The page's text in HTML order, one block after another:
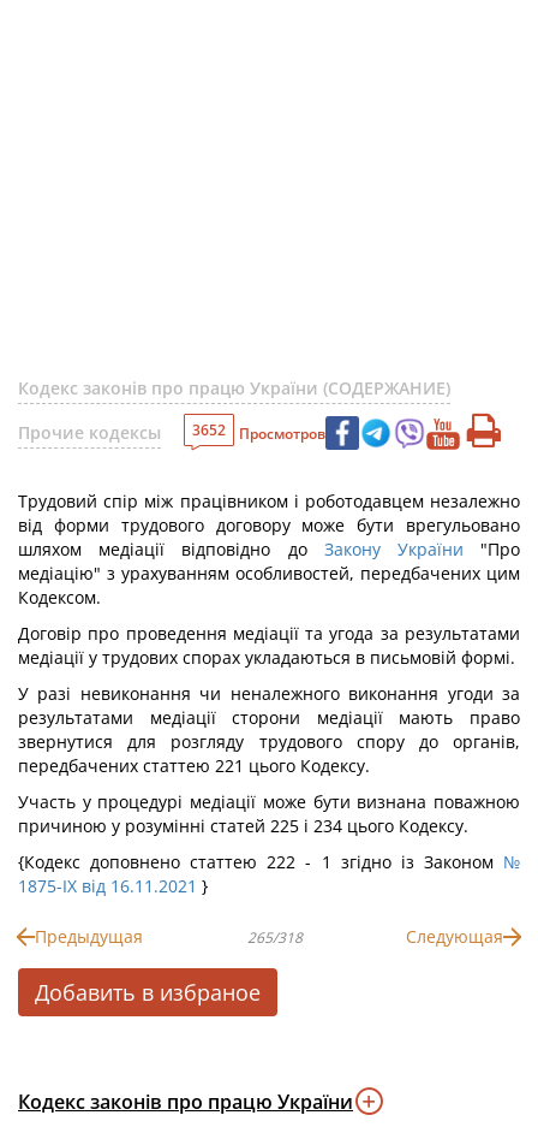
Кодекс законів про працю України (СОДЕРЖАНИЕ)
Прочие кодексы
3652 Просмотров
Трудовий спір між працівником і роботодавцем незалежно
від форми трудового договору може бути врегульовано
шляхом медіації відповідно до Закону України "Про
медіацію" з урахуванням особливостей, передбачених цим
Кодексом.
Договір про проведення медіації та угода за результатами
медіації у трудових спорах укладаються в письмовій формі.
У разі невиконання чи неналежного виконання угоди за
результатами медіації сторони медіації мають право
звернутися для розгляду трудового спору до органів,
передбачених статтею 221 цього Кодексу.
Участь у процедурі медіації може бути визнана поважною
причиною у розумінні статей 225 і 234 цього Кодексу.
{Кодекс доповнено статтею 222 - 1 згідно із Законом №
1875-IX від 16.11.2021 }
Предыдущая 265/318 Следующая
Добавить в избраное
Кодекс законів про працю України